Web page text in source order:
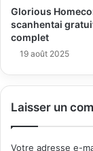
Glorious
scanhentai
complet
19 août 2025
Laisser un
Votre adresse e-